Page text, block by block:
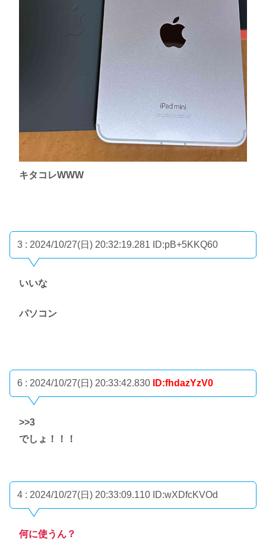
キタコレWWW
3 : 2024/10/27(日) 20:32:19.281 ID:pB+5KKQ60
いいな
パソコン
6 : 2024/10/27(日) 20:33:42.830 ID:fhdazYzV0
>>3
でしょ！！！
4 : 2024/10/27(日) 20:33:09.110 ID:wXDfcKVOd
何に使うん？